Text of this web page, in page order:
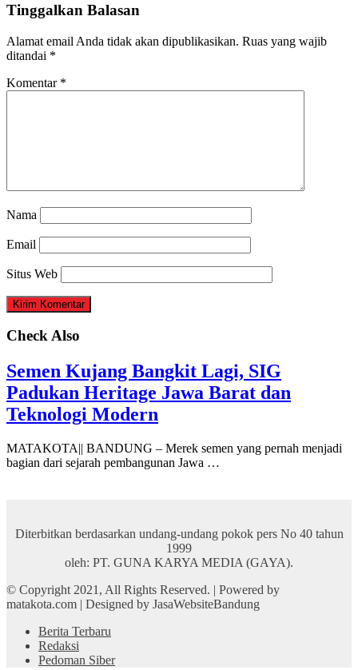
Tinggalkan Balasan
Alamat email Anda tidak akan dipublikasikan. Ruas yang wajib
ditandai *
Komentar *
Nama
Email
Situs Web
Check Also
Semen Kujang Bangkit Lagi, SIG
Padukan Heritage Jawa Barat dan
Teknologi Modern
MATAKOTA|| BANDUNG – Merek semen yang pernah menjadi
bagian dari sejarah pembangunan Jawa …
Diterbitkan berdasarkan undang-undang pokok pers No 40 tahun
1999
oleh: PT. GUNA KARYA MEDIA (GAYA).
© Copyright 2021, All Rights Reserved. | Powered by
matakota.com | Designed by JasaWebsiteBandung
Berita Terbaru
Redaksi
Pedoman Siber